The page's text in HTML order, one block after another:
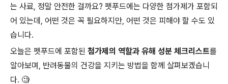
는 사료, 정말 안전한 걸까요? 펫푸드에는 다양한 첨가제가 포함되
어 있는데, 어떤 것은 꼭 필요하지만, 어떤 것은 피해야 할 수도 있
습니다.
오늘은 펫푸드에 포함된 첨가제의 역할과 유해 성분 체크리스트를
알아보며, 반려동물의 건강을 지키는 방법을 함께 살펴보겠습니
다. 🧐